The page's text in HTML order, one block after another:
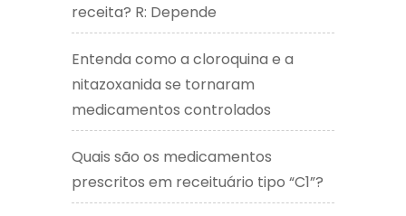
receita? R: Depende
Entenda como a cloroquina e a
nitazoxanida se tornaram
medicamentos controlados
Quais são os medicamentos
prescritos em receituário tipo “C1”?